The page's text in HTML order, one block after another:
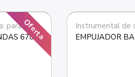
Oferta
Instrumental de ortodoncia: para bandas
678-
EMPUJADOR